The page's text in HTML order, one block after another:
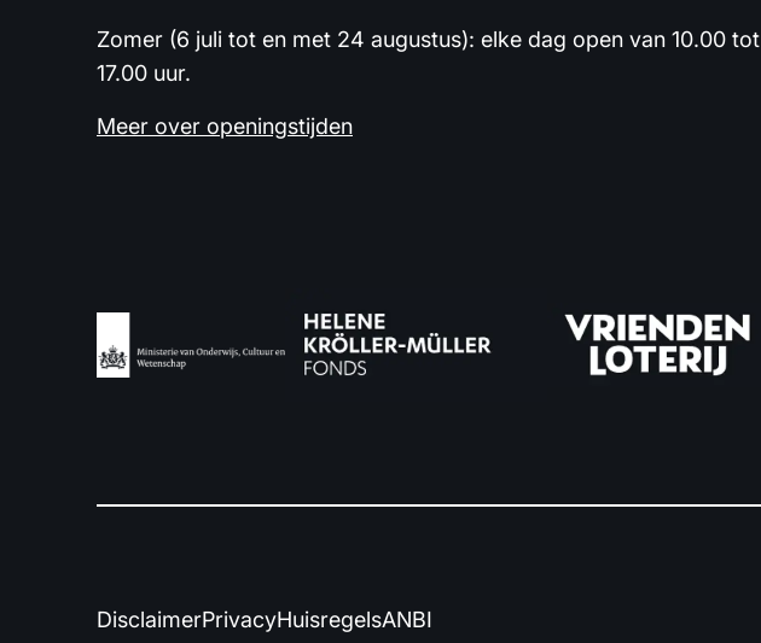
Zomer (6 juli tot en met 24 augustus): elke dag open van 10.00 tot
17.00 uur.
Meer over openingstijden
DisclaimerPrivacyHuisregelsANBI